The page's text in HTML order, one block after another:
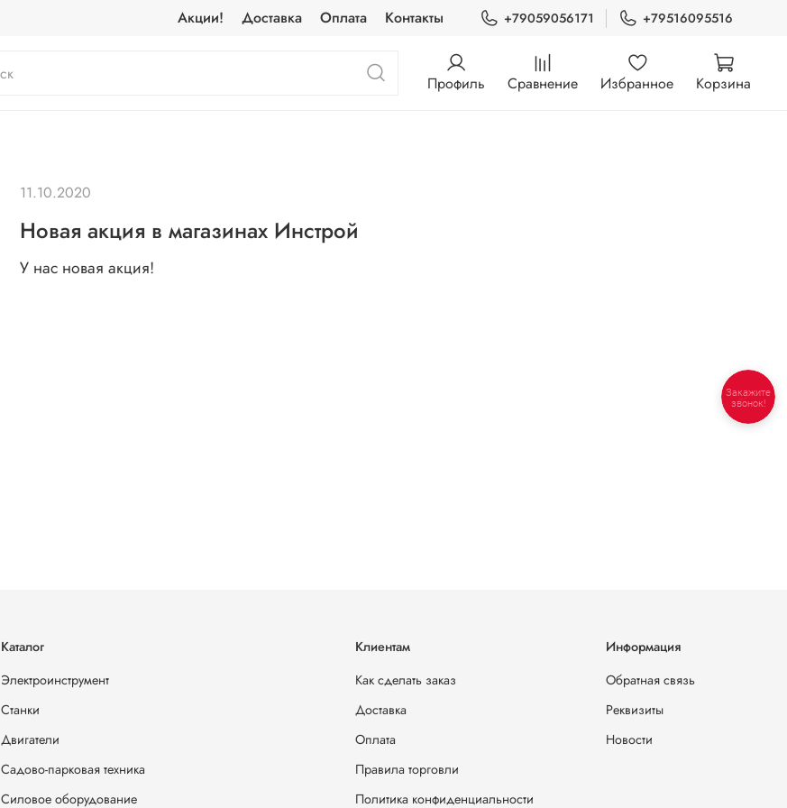
Акции! Доставка Оплата Контакты +79059056171 +79516095516
Профиль Сравнение Избранное Корзина
Новая акция в магазинах Инстрой
У нас новая акция!
11.10.2020
Каталог
Электроинструмент
Станки
Двигатели
Садово-парковая техника
Силовое оборудование
Клиентам
Как сделать заказ
Доставка
Оплата
Правила торговли
Политика конфиденциальности
Информация
Обратная связь
Реквизиты
Новости
Закажите
звонок!